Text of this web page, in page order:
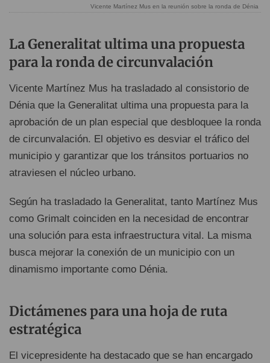
Vicente Martínez Mus en la reunión sobre la ronda de Dénia
La Generalitat ultima una propuesta
para la ronda de circunvalación
Vicente Martínez Mus ha trasladado al consistorio de
Dénia que la Generalitat ultima una propuesta para la
aprobación de un plan especial que desbloquee la ronda
de circunvalación. El objetivo es desviar el tráfico del
municipio y garantizar que los tránsitos portuarios no
atraviesen el núcleo urbano.
Según ha trasladado la Generalitat, tanto Martínez Mus
como Grimalt coinciden en la necesidad de encontrar
una solución para esta infraestructura vital. La misma
busca mejorar la conexión de un municipio con un
dinamismo importante como Dénia.
Dictámenes para una hoja de ruta
estratégica
El vicepresidente ha destacado que se han encargado